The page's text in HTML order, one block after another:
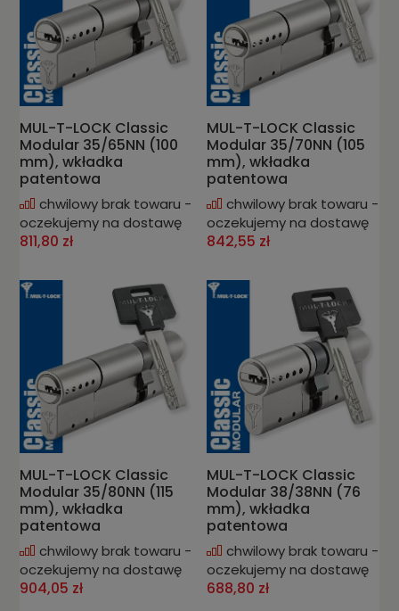
MUL-T-LOCK Classic
Modular 35/65NN (100
mm), wkładka
patentowa
chwilowy brak towaru -
oczekujemy na dostawę
811,80 zł
MUL-T-LOCK Classic
Modular 35/70NN (105
mm), wkładka
patentowa
chwilowy brak towaru -
oczekujemy na dostawę
842,55 zł
MUL-T-LOCK Classic
Modular 35/80NN (115
mm), wkładka
patentowa
chwilowy brak towaru -
oczekujemy na dostawę
904,05 zł
MUL-T-LOCK Classic
Modular 38/38NN (76
mm), wkładka
patentowa
chwilowy brak towaru -
oczekujemy na dostawę
688,80 zł